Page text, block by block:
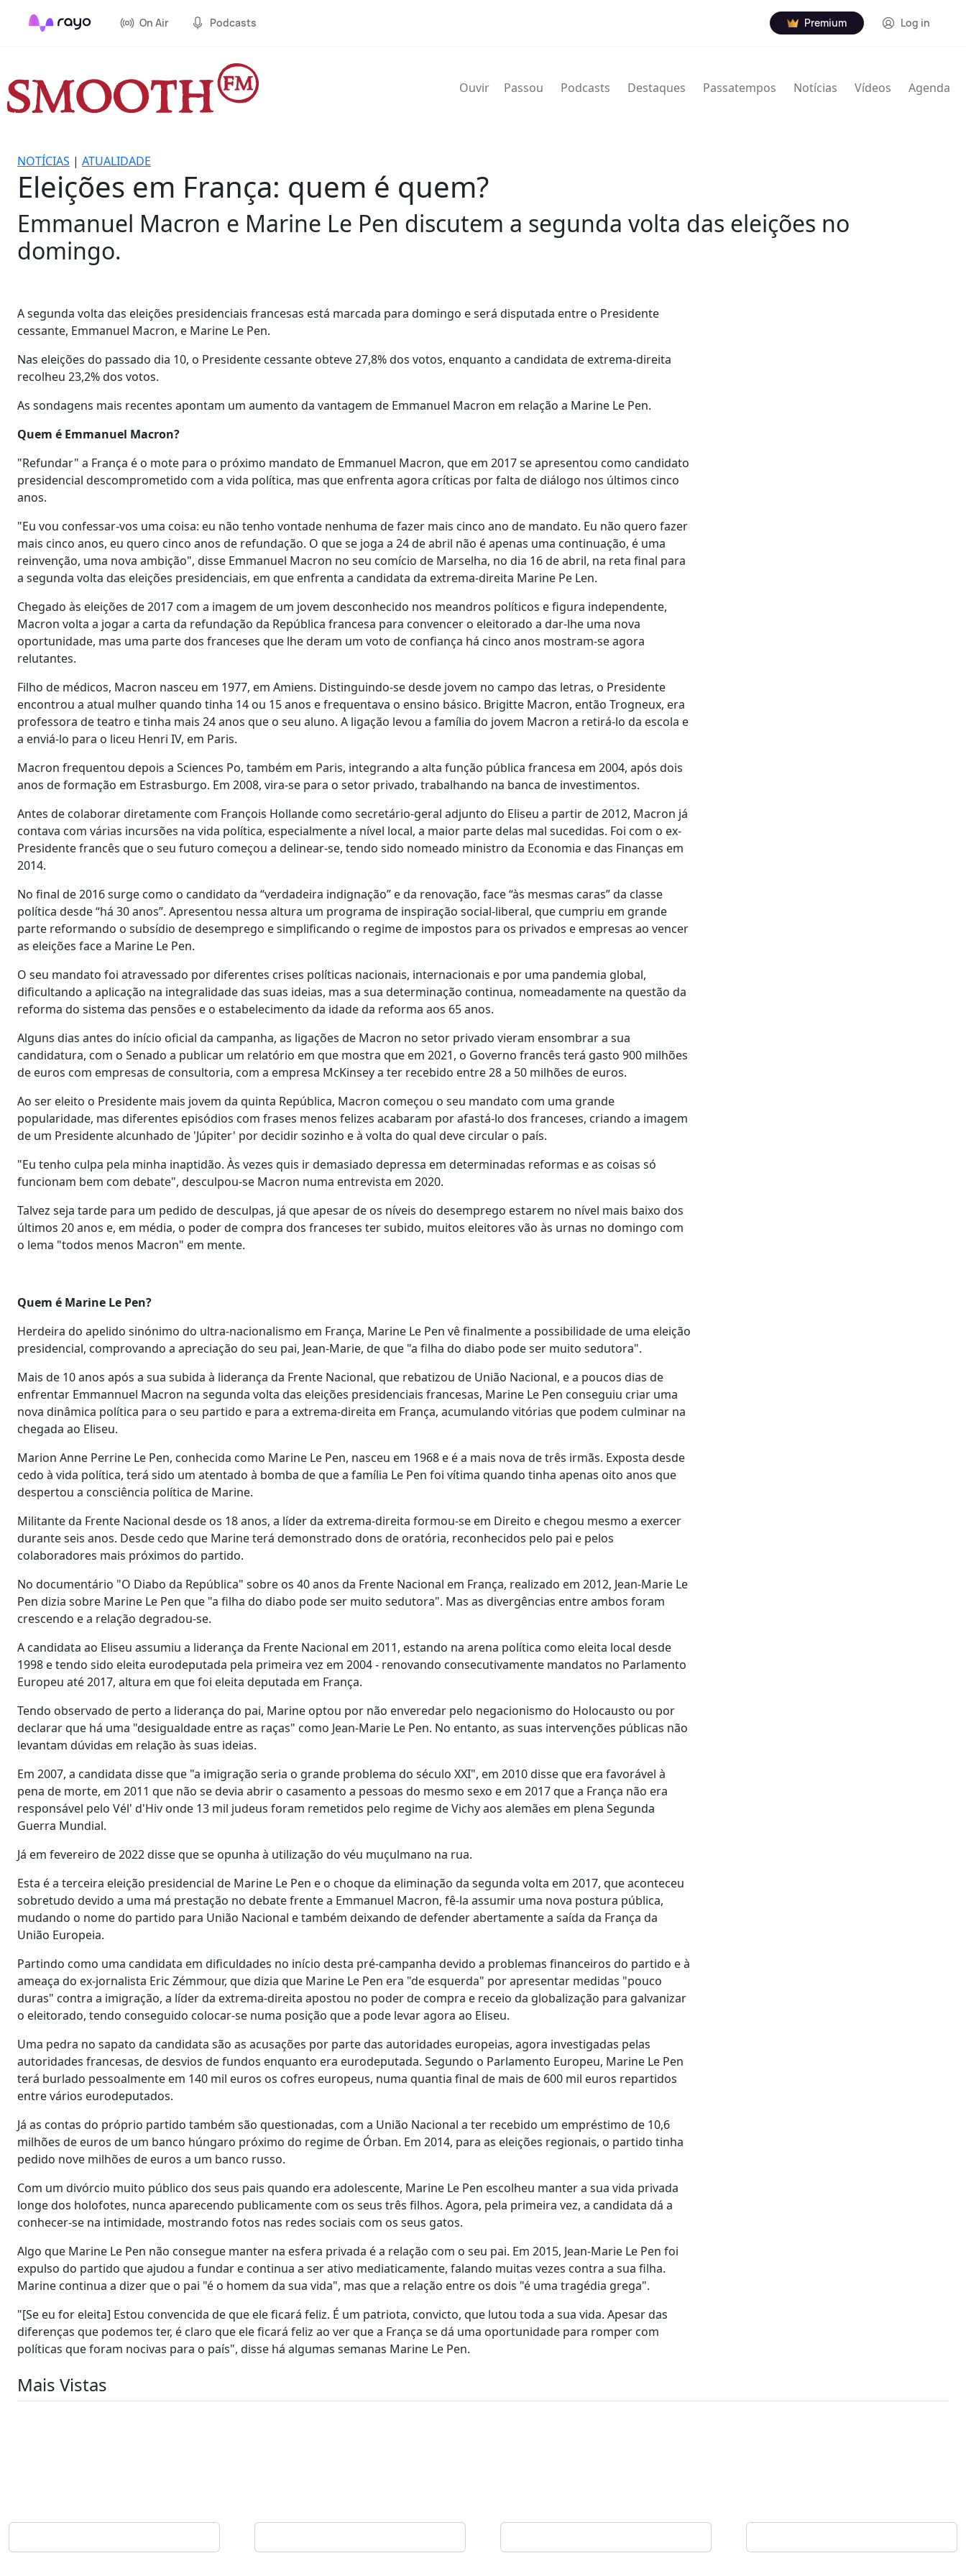
On Air Podcasts Premium Log in
Ouvir Passou Podcasts Destaques Passatempos Notícias Vídeos Agenda
NOTÍCIAS | ATUALIDADE
Eleições em França: quem é quem?
Emmanuel Macron e Marine Le Pen discutem a segunda volta das eleições no
domingo.
A segunda volta das eleições presidenciais francesas está marcada para domingo e será disputada entre o Presidente
cessante, Emmanuel Macron, e Marine Le Pen.
Nas eleições do passado dia 10, o Presidente cessante obteve 27,8% dos votos, enquanto a candidata de extrema-direita
recolheu 23,2% dos votos.
As sondagens mais recentes apontam um aumento da vantagem de Emmanuel Macron em relação a Marine Le Pen.
Quem é Emmanuel Macron?
"Refundar" a França é o mote para o próximo mandato de Emmanuel Macron, que em 2017 se apresentou como candidato
presidencial descomprometido com a vida política, mas que enfrenta agora críticas por falta de diálogo nos últimos cinco
anos.
"Eu vou confessar-vos uma coisa: eu não tenho vontade nenhuma de fazer mais cinco ano de mandato. Eu não quero fazer
mais cinco anos, eu quero cinco anos de refundação. O que se joga a 24 de abril não é apenas uma continuação, é uma
reinvenção, uma nova ambição", disse Emmanuel Macron no seu comício de Marselha, no dia 16 de abril, na reta final para
a segunda volta das eleições presidenciais, em que enfrenta a candidata da extrema-direita Marine Pe Len.
Chegado às eleições de 2017 com a imagem de um jovem desconhecido nos meandros políticos e figura independente,
Macron volta a jogar a carta da refundação da República francesa para convencer o eleitorado a dar-lhe uma nova
oportunidade, mas uma parte dos franceses que lhe deram um voto de confiança há cinco anos mostram-se agora
relutantes.
Filho de médicos, Macron nasceu em 1977, em Amiens. Distinguindo-se desde jovem no campo das letras, o Presidente
encontrou a atual mulher quando tinha 14 ou 15 anos e frequentava o ensino básico. Brigitte Macron, então Trogneux, era
professora de teatro e tinha mais 24 anos que o seu aluno. A ligação levou a família do jovem Macron a retirá-lo da escola e
a enviá-lo para o liceu Henri IV, em Paris.
Macron frequentou depois a Sciences Po, também em Paris, integrando a alta função pública francesa em 2004, após dois
anos de formação em Estrasburgo. Em 2008, vira-se para o setor privado, trabalhando na banca de investimentos.
Antes de colaborar diretamente com François Hollande como secretário-geral adjunto do Eliseu a partir de 2012, Macron já
contava com várias incursões na vida política, especialmente a nível local, a maior parte delas mal sucedidas. Foi com o ex-
Presidente francês que o seu futuro começou a delinear-se, tendo sido nomeado ministro da Economia e das Finanças em
2014.
No final de 2016 surge como o candidato da “verdadeira indignação” e da renovação, face “às mesmas caras” da classe
política desde “há 30 anos”. Apresentou nessa altura um programa de inspiração social-liberal, que cumpriu em grande
parte reformando o subsídio de desemprego e simplificando o regime de impostos para os privados e empresas ao vencer
as eleições face a Marine Le Pen.
O seu mandato foi atravessado por diferentes crises políticas nacionais, internacionais e por uma pandemia global,
dificultando a aplicação na integralidade das suas ideias, mas a sua determinação continua, nomeadamente na questão da
reforma do sistema das pensões e o estabelecimento da idade da reforma aos 65 anos.
Alguns dias antes do início oficial da campanha, as ligações de Macron no setor privado vieram ensombrar a sua
candidatura, com o Senado a publicar um relatório em que mostra que em 2021, o Governo francês terá gasto 900 milhões
de euros com empresas de consultoria, com a empresa McKinsey a ter recebido entre 28 a 50 milhões de euros.
Ao ser eleito o Presidente mais jovem da quinta República, Macron começou o seu mandato com uma grande
popularidade, mas diferentes episódios com frases menos felizes acabaram por afastá-lo dos franceses, criando a imagem
de um Presidente alcunhado de 'Júpiter' por decidir sozinho e à volta do qual deve circular o país.
"Eu tenho culpa pela minha inaptidão. Às vezes quis ir demasiado depressa em determinadas reformas e as coisas só
funcionam bem com debate", desculpou-se Macron numa entrevista em 2020.
Talvez seja tarde para um pedido de desculpas, já que apesar de os níveis do desemprego estarem no nível mais baixo dos
últimos 20 anos e, em média, o poder de compra dos franceses ter subido, muitos eleitores vão às urnas no domingo com
o lema "todos menos Macron" em mente.
Quem é Marine Le Pen?
Herdeira do apelido sinónimo do ultra-nacionalismo em França, Marine Le Pen vê finalmente a possibilidade de uma eleição
presidencial, comprovando a apreciação do seu pai, Jean-Marie, de que "a filha do diabo pode ser muito sedutora".
Mais de 10 anos após a sua subida à liderança da Frente Nacional, que rebatizou de União Nacional, e a poucos dias de
enfrentar Emmannuel Macron na segunda volta das eleições presidenciais francesas, Marine Le Pen conseguiu criar uma
nova dinâmica política para o seu partido e para a extrema-direita em França, acumulando vitórias que podem culminar na
chegada ao Eliseu.
Marion Anne Perrine Le Pen, conhecida como Marine Le Pen, nasceu em 1968 e é a mais nova de três irmãs. Exposta desde
cedo à vida política, terá sido um atentado à bomba de que a família Le Pen foi vítima quando tinha apenas oito anos que
despertou a consciência política de Marine.
Militante da Frente Nacional desde os 18 anos, a líder da extrema-direita formou-se em Direito e chegou mesmo a exercer
durante seis anos. Desde cedo que Marine terá demonstrado dons de oratória, reconhecidos pelo pai e pelos
colaboradores mais próximos do partido.
No documentário "O Diabo da República" sobre os 40 anos da Frente Nacional em França, realizado em 2012, Jean-Marie Le
Pen dizia sobre Marine Le Pen que "a filha do diabo pode ser muito sedutora". Mas as divergências entre ambos foram
crescendo e a relação degradou-se.
A candidata ao Eliseu assumiu a liderança da Frente Nacional em 2011, estando na arena política como eleita local desde
1998 e tendo sido eleita eurodeputada pela primeira vez em 2004 - renovando consecutivamente mandatos no Parlamento
Europeu até 2017, altura em que foi eleita deputada em França.
Tendo observado de perto a liderança do pai, Marine optou por não enveredar pelo negacionismo do Holocausto ou por
declarar que há uma "desigualdade entre as raças" como Jean-Marie Le Pen. No entanto, as suas intervenções públicas não
levantam dúvidas em relação às suas ideias.
Em 2007, a candidata disse que "a imigração seria o grande problema do século XXI", em 2010 disse que era favorável à
pena de morte, em 2011 que não se devia abrir o casamento a pessoas do mesmo sexo e em 2017 que a França não era
responsável pelo Vél' d'Hiv onde 13 mil judeus foram remetidos pelo regime de Vichy aos alemães em plena Segunda
Guerra Mundial.
Já em fevereiro de 2022 disse que se opunha à utilização do véu muçulmano na rua.
Esta é a terceira eleição presidencial de Marine Le Pen e o choque da eliminação da segunda volta em 2017, que aconteceu
sobretudo devido a uma má prestação no debate frente a Emmanuel Macron, fê-la assumir uma nova postura pública,
mudando o nome do partido para União Nacional e também deixando de defender abertamente a saída da França da
União Europeia.
Partindo como uma candidata em dificuldades no início desta pré-campanha devido a problemas financeiros do partido e à
ameaça do ex-jornalista Eric Zémmour, que dizia que Marine Le Pen era "de esquerda" por apresentar medidas "pouco
duras" contra a imigração, a líder da extrema-direita apostou no poder de compra e receio da globalização para galvanizar
o eleitorado, tendo conseguido colocar-se numa posição que a pode levar agora ao Eliseu.
Uma pedra no sapato da candidata são as acusações por parte das autoridades europeias, agora investigadas pelas
autoridades francesas, de desvios de fundos enquanto era eurodeputada. Segundo o Parlamento Europeu, Marine Le Pen
terá burlado pessoalmente em 140 mil euros os cofres europeus, numa quantia final de mais de 600 mil euros repartidos
entre vários eurodeputados.
Já as contas do próprio partido também são questionadas, com a União Nacional a ter recebido um empréstimo de 10,6
milhões de euros de um banco húngaro próximo do regime de Órban. Em 2014, para as eleições regionais, o partido tinha
pedido nove milhões de euros a um banco russo.
Com um divórcio muito público dos seus pais quando era adolescente, Marine Le Pen escolheu manter a sua vida privada
longe dos holofotes, nunca aparecendo publicamente com os seus três filhos. Agora, pela primeira vez, a candidata dá a
conhecer-se na intimidade, mostrando fotos nas redes sociais com os seus gatos.
Algo que Marine Le Pen não consegue manter na esfera privada é a relação com o seu pai. Em 2015, Jean-Marie Le Pen foi
expulso do partido que ajudou a fundar e continua a ser ativo mediaticamente, falando muitas vezes contra a sua filha.
Marine continua a dizer que o pai "é o homem da sua vida", mas que a relação entre os dois "é uma tragédia grega".
"[Se eu for eleita] Estou convencida de que ele ficará feliz. É um patriota, convicto, que lutou toda a sua vida. Apesar das
diferenças que podemos ter, é claro que ele ficará feliz ao ver que a França se dá uma oportunidade para romper com
políticas que foram nocivas para o país", disse há algumas semanas Marine Le Pen.
Mais Vistas